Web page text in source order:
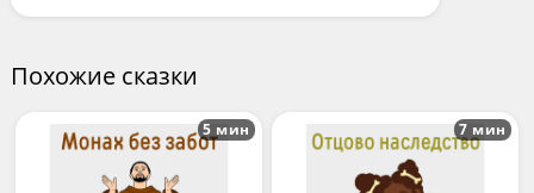
Похожие сказки
5 мин 7 мин